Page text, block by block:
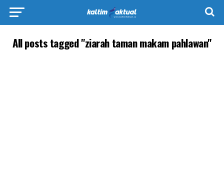
All posts tagged "ziarah taman makam pahlawan"